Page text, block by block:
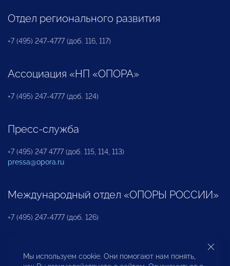
Отдел регионального развития
+7 (495) 247-4777 (доб. 116, 117)
Ассоциация «НП «ОПОРА»
+7 (495) 247-4777 (доб. 124)
Пресс-служба
+7 (495) 247 4777 (доб. 115, 114, 113)
pressa@opora.ru
Международный отдел «ОПОРЫ РОССИИ»
+7 (495) 247-4777 (доб. 126)
Бюро по защите прав предпринимателей и
Мы используем cookie. Они помогают нам понять,